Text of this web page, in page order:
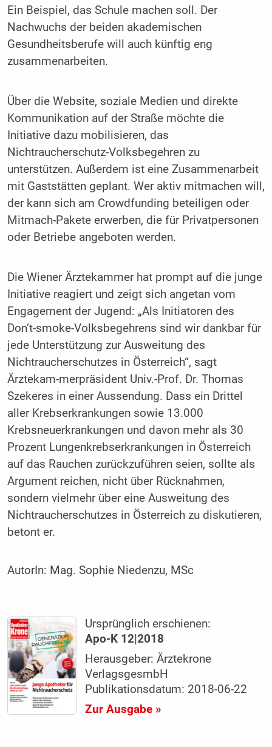
Ein Beispiel, das Schule machen soll. Der
Nachwuchs der beiden akademischen
Gesundheitsberufe will auch künftig eng
zusammenarbeiten.
Über die Website, soziale Medien und direkte
Kommunikation auf der Straße möchte die
Initiative dazu mobilisieren, das
Nichtraucherschutz-Volksbegehren zu
unterstützen. Außerdem ist eine Zusammenarbeit
mit Gaststätten geplant. Wer aktiv mitmachen will,
der kann sich am Crowdfunding beteiligen oder
Mitmach-Pakete erwerben, die für Privatpersonen
oder Betriebe angeboten werden.
Die Wiener Ärztekammer hat prompt auf die junge
Initiative reagiert und zeigt sich angetan vom
Engagement der Jugend: „Als Initiatoren des
Don’t-smoke-Volksbegehrens sind wir dankbar für
jede Unterstützung zur Ausweitung des
Nichtraucherschutzes in Österreich“, sagt
Ärztekam-merpräsident Univ.-Prof. Dr. Thomas
Szekeres in einer Aussendung. Dass ein Drittel
aller Krebserkrankungen sowie 13.000
Krebsneuerkrankungen und davon mehr als 30
Prozent Lungenkrebserkrankungen in Österreich
auf das Rauchen zurückzuführen seien, sollte als
Argument reichen, nicht über Rücknahmen,
sondern vielmehr über eine Ausweitung des
Nichtraucherschutzes in Österreich zu diskutieren,
betont er.
AutorIn: Mag. Sophie Niedenzu, MSc
Ursprünglich erschienen:
Apo-K 12|2018
Herausgeber: Ärztekrone
VerlagsgesmbH
Publikationsdatum: 2018-06-22
Zur Ausgabe »